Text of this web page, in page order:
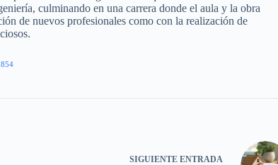
culminando en una carrera donde el aula y la obra
de nuevos profesionales como con la realización de
SIGUIENTE ENTRADA